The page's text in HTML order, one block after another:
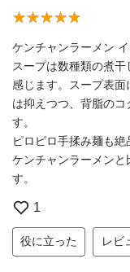
ケンチャンラーメン
スープは数種類の煮
感じます。スープ表
は抑えつつ、背脂の
す。
ピロピロ手揉み麺も絶
ケンチャンラーメン
す。
1
役に立った レビ